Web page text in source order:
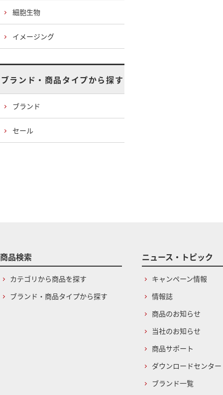
細胞生物
イメージング
ブランド・商品タイプから探す
ブランド
セール
商品検索
カテゴリから商品を探す
ブランド・商品タイプから探す
ニュース・トピック
キャンペーン情報
情報誌
商品のお知らせ
当社のお知らせ
商品サポート
ダウンロードセンター
ブランド一覧